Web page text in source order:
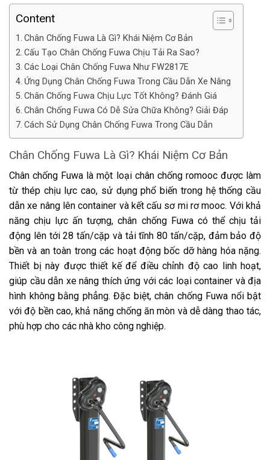
Content
Chân Chống Fuwa Là Gì? Khái Niệm Cơ Bản
Cấu Tạo Chân Chống Fuwa Chịu Tải Ra Sao?
Các Loại Chân Chống Fuwa Như FW2817E
Ứng Dụng Chân Chống Fuwa Trong Cầu Dẫn Xe Nâng
Chân Chống Fuwa Chịu Lực Tốt Không? Đánh Giá
Chân Chống Fuwa Có Dễ Sửa Chữa Không? Giải Đáp
Cách Sử Dụng Chân Chống Fuwa Trong Cầu Dẫn
Chân Chống Fuwa Là Gì? Khái Niệm Cơ Bản
Chân chống Fuwa là một loại chân chống romooc được làm
từ thép chịu lực cao, sử dụng phổ biến trong hệ thống cầu
dẫn xe nâng lên container và kết cấu sơ mi rơ mooc. Với khả
năng chịu lực ấn tượng, chân chống Fuwa có thể chịu tải
động lên tới 28 tấn/cặp và tải tĩnh 80 tấn/cặp, đảm bảo độ
bền và an toàn trong các hoạt động bốc dỡ hàng hóa nặng.
Thiết bị này được thiết kế để điều chỉnh độ cao linh hoạt,
giúp cầu dẫn xe nâng thích ứng với các loại container và địa
hình không bằng phẳng. Đặc biệt, chân chống Fuwa nổi bật
với độ bền cao, khả năng chống ăn mòn và dễ dàng thao tác,
phù hợp cho các nhà kho công nghiệp.